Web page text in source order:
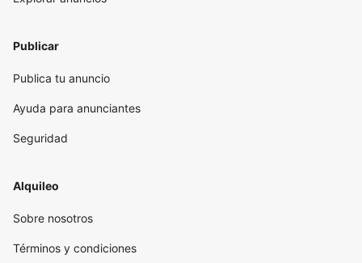
Publicar
Publica tu anuncio
Ayuda para anunciantes
Seguridad
Alquileo
Sobre nosotros
Términos y condiciones